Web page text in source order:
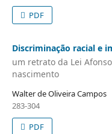
PDF
Discriminação racial e
um retrato da Lei
nascimento
Walter de Oliveira Campos
283-304
PDF